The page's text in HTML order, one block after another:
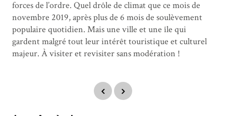
forces de l’ordre. Quel drôle de climat que ce mois de
novembre 2019, après plus de 6 mois de soulèvement
populaire quotidien. Mais une ville et une île qui
gardent malgré tout leur intérêt touristique et culturel
majeur. À visiter et revisiter sans modération !